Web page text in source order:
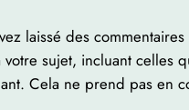
laissé des
sujet, incluant celles
Cela ne prend pas en